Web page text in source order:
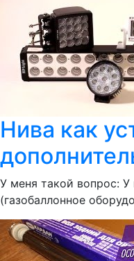
Нива как
У меня такой вопрос:
(газобаллонное